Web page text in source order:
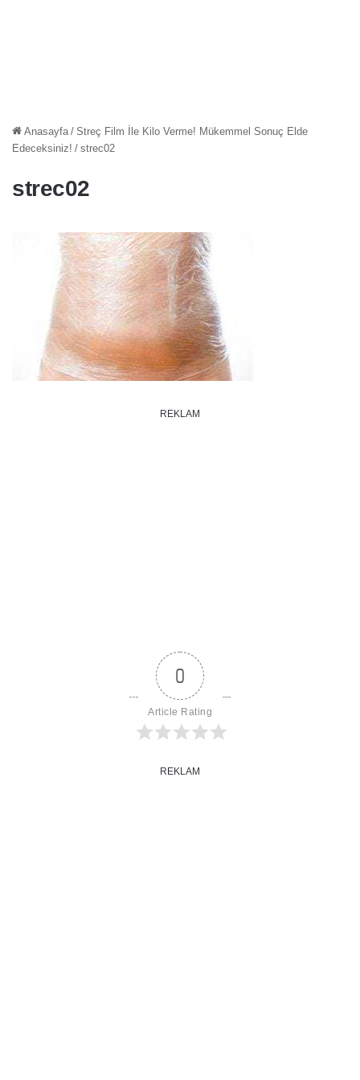
Anasayfa / Streç Film İle Kilo Verme! Mükemmel Sonuç Elde
Edeceksiniz! / strec02
strec02
REKLAM
0
Article Rating
REKLAM